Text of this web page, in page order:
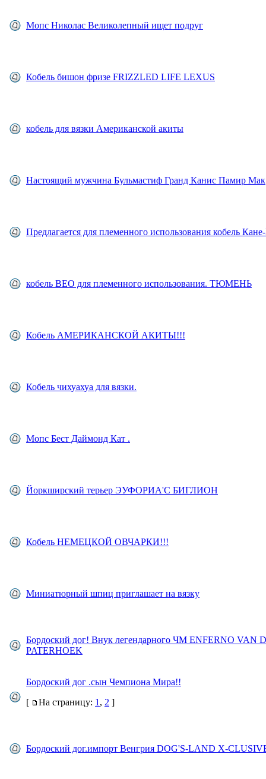
Мопс Николас Великолепный ищет подруг
Кобель бишон фризе FRIZZLED LIFE LEXUS
кобель для вязки Американской акиты
Настоящий мужчина Бульмастиф Гранд Канис Памир Мак
Предлагается для племенного использования кобель
кобель ВЕО для племенного использования. ТЮМЕНЬ
Кобель АМЕРИКАНСКОЙ АКИТЫ!!!
Кобель чихуахуа для вязки.
Мопс Бест Даймонд Кат .
Йоркширский терьер ЭУФОРИА'С БИГЛИОН
Кобель НЕМЕЦКОЙ ОВЧАРКИ!!!
Миниатюрный шпиц приглашает на вязку
Бордоский дог! Внук легендарного ЧМ ENFERNO VAN
PATERHOEK
Бордоский дог .сын Чемпиона Мира!!
[
На страницу: 1 , 2 ]
Бордоский дог.импорт Венгрия DOG'S-LAND X-